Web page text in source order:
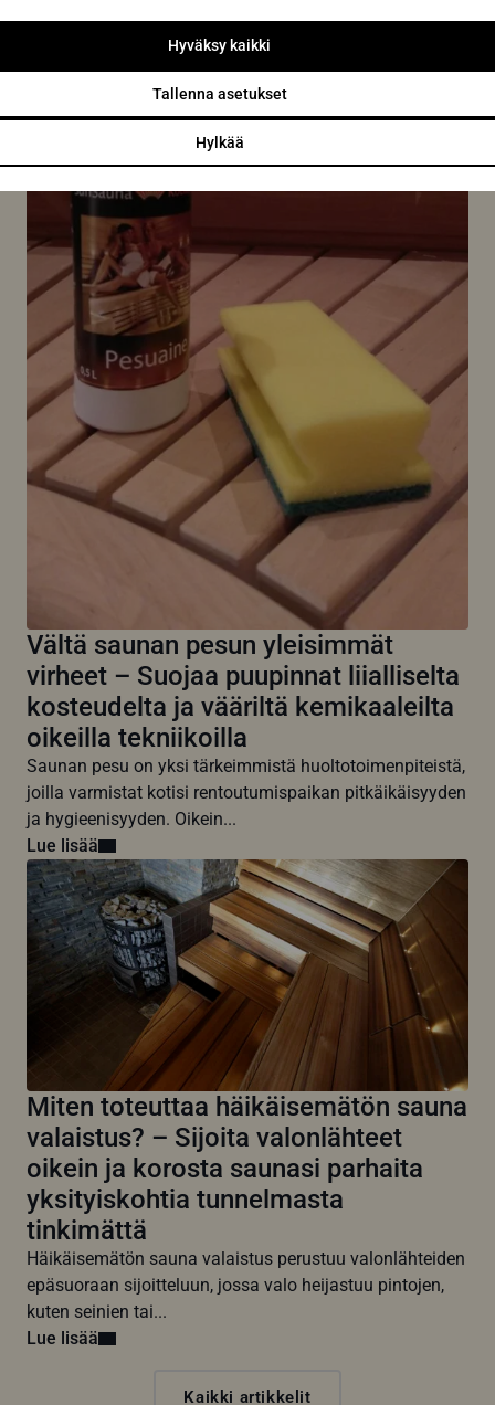
Hylkää
Tallenna asetukset
Hyväksy kaikki
Vältä saunan pesun yleisimmät
virheet – Suojaa puupinnat liialliselta
kosteudelta ja vääriltä kemikaaleilta
oikeilla tekniikoilla
Saunan pesu on yksi tärkeimmistä huoltotoimenpiteistä,
joilla varmistat kotisi rentoutumispaikan pitkäikäisyyden
ja hygieenisyyden. Oikein...
Lue lisää
Miten toteuttaa häikäisemätön sauna
valaistus? – Sijoita valonlähteet
oikein ja korosta saunasi parhaita
yksityiskohtia tunnelmasta
tinkimättä
Häikäisemätön sauna valaistus perustuu valonlähteiden
epäsuoraan sijoitteluun, jossa valo heijastuu pintojen,
kuten seinien tai...
Lue lisää
Kaikki artikkelit